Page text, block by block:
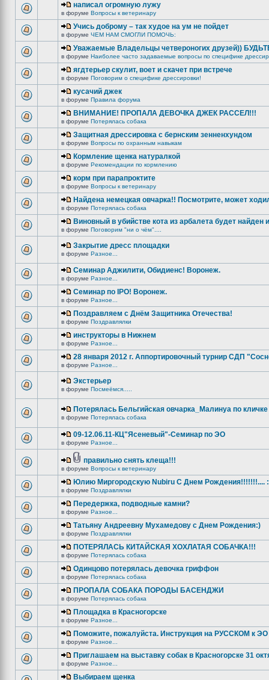
написал огромную лужу
в форуме Вопросы к ветеринару
Учись доброму – так худое на ум не пойдет
в форуме ЧЕМ НАМ СМОГЛИ ПОМОЧЬ:
Уважаемые Владельцы четвероногих друзей))
в форуме Наиболее часто задаваемые вопросы по специфике
ягдтерьер скулит, воет и скачет при встрече
в форуме Поговорим о специфике дрессировки!
кусачий джек
в форуме Правила форума
ВНИМАНИЕ! ПРОПАЛА ДЕВОЧКА ДЖЕК РАССЕЛ!!!
в форуме Потерялась собака
Защитная дрессировка с бернским зенненхундом
в форуме Вопросы по охранным навыкам
Кормление щенка натуралкой
в форуме Рекомендации по кормлению
корм при парапроктите
в форуме Вопросы к ветеринару
Найдена немецкая овчарка!! Посмотрите, может
в форуме Потерялась собака
Виновный в убийстве кота из арбалета будет найден
в форуме Поговорим "ни о чём"....
Закрытие дресс площадки
в форуме Разное...
Семинар Аджилити, Обидиенс! Воронеж.
в форуме Разное...
Семинар по IPO! Воронеж.
в форуме Разное...
Поздравляем с Днём Защитника Отечества!
в форуме Поздравлялки
инструкторы в Нижнем
в форуме Разное...
28 января 2012 г. Аппортировочный турнир СДП
в форуме Разное...
Экстерьер
в форуме Посмеёмся.....
Потерялась Бельгийская овчарка_Малинуа по
в форуме Потерялась собака
09-12.06.11-КЦ"Ясеневый"-Семинар по ЭО
в форуме Разное...
правильно снять клеща!!!
в форуме Вопросы к ветеринару
Юлию Миргородскую Nubiru С Днем Рождения!!!!!!!....
в форуме Поздравлялки
Передержка, подводные камни?
в форуме Разное...
Татьяну Андреевну Мухамедову с Днем Рождения:)
в форуме Поздравлялки
ПОТЕРЯЛАСЬ КИТАЙСКАЯ ХОХЛАТАЯ СОБАЧКА!!!
в форуме Потерялась собака
Одинцово потерялась девочка гриффон
в форуме Потерялась собака
ПРОПАЛА СОБАКА ПОРОДЫ БАСЕНДЖИ
в форуме Потерялась собака
Площадка в Красногорске
в форуме Разное...
Поможите, пожалуйста. Инструкция на РУССКОМ к ЭО
в форуме Разное...
Приглашаем на выставку собак в Красногорске 31
в форуме Разное...
Выбираем щенка